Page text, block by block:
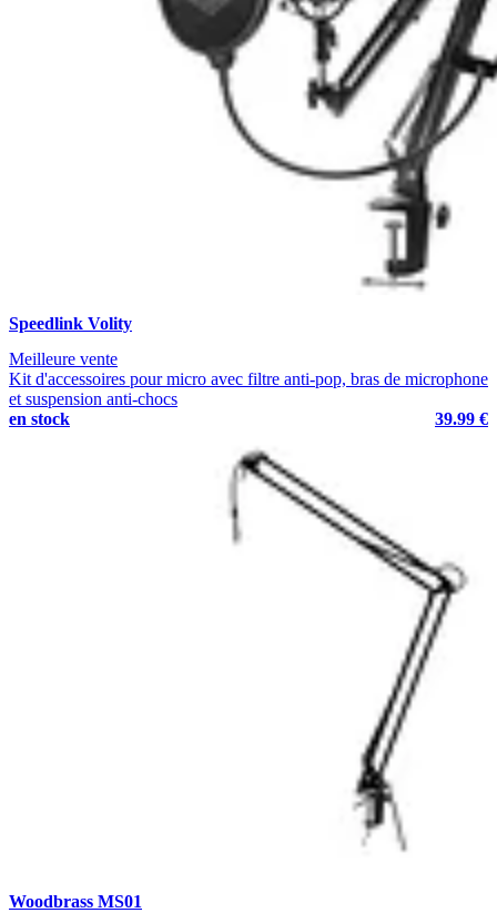
Speedlink Volity
Meilleure vente
Kit d'accessoires pour micro avec filtre anti-pop, bras de microphone
et suspension anti-chocs
en stock
39.99 €
Woodbrass MS01